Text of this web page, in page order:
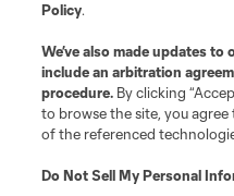
Policy.
We’ve also made updates to
include an arbitration
procedure. By clicking
to browse the site, you
of the referenced
Do Not Sell My Personal